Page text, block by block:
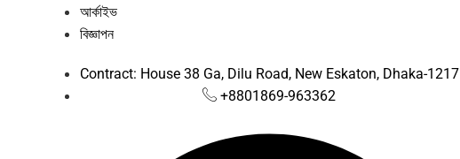
আর্কাইভ
বিজ্ঞাপন
Contract: House 38 Ga, Dilu Road, New Eskaton, Dhaka-1217
+8801869-963362